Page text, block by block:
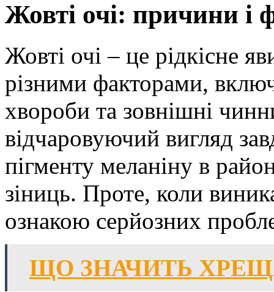
Жовті очі: причини і
Жовті очі – це рідкісне
різними факторами,
хвороби та зовнішні
відчаровуючий вигляд
пігменту меланіну в
зіниць. Проте, коли
ознакою серйозних
ЩО ЗНАЧИТЬ